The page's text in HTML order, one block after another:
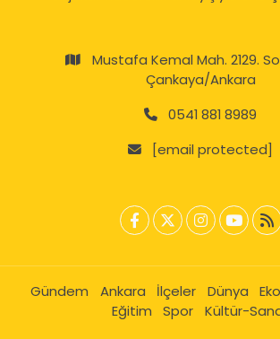
Mustafa Kemal Mah. 2129.
Çankaya/Ankara
0541 881 8989
[email protected]
Gündem Ankara İlçeler Dünya
Eğitim
Spor Kültür-